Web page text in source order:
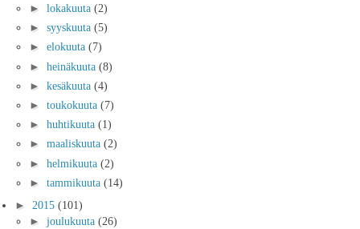
► lokakuuta (2)
► syyskuuta (5)
► elokuuta (7)
► heinäkuuta (8)
► kesäkuuta (4)
► toukokuuta (7)
► huhtikuuta (1)
► maaliskuuta (2)
► helmikuuta (2)
► tammikuuta (14)
► 2015 (101)
► joulukuuta (26)